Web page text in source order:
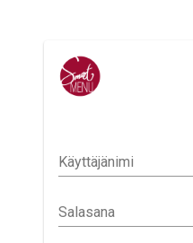
Käyttäjänimi
Salasana